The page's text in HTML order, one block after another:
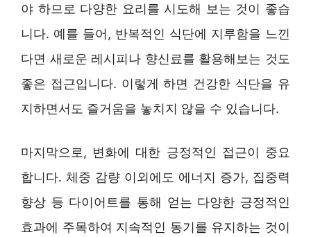
야 하므로 다양한 요리를 시도해 보는 것이 좋습
니다. 예를 들어, 반복적인 식단에 지루함을 느낀
다면 새로운 레시피나 향신료를 활용해보는 것도
좋은 접근입니다. 이렇게 하면 건강한 식단을 유
지하면서도 즐거움을 놓치지 않을 수 있습니다.
마지막으로, 변화에 대한 긍정적인 접근이 중요
합니다. 체중 감량 이외에도 에너지 증가, 집중력
향상 등 다이어트를 통해 얻는 다양한 긍정적인
효과에 주목하여 지속적인 동기를 유지하는 것이